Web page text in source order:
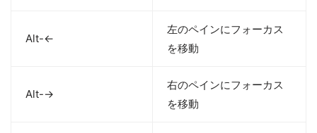
Alt-←
左のペインにフォーカス
を移動
Alt-→
右のペインにフォーカス
を移動